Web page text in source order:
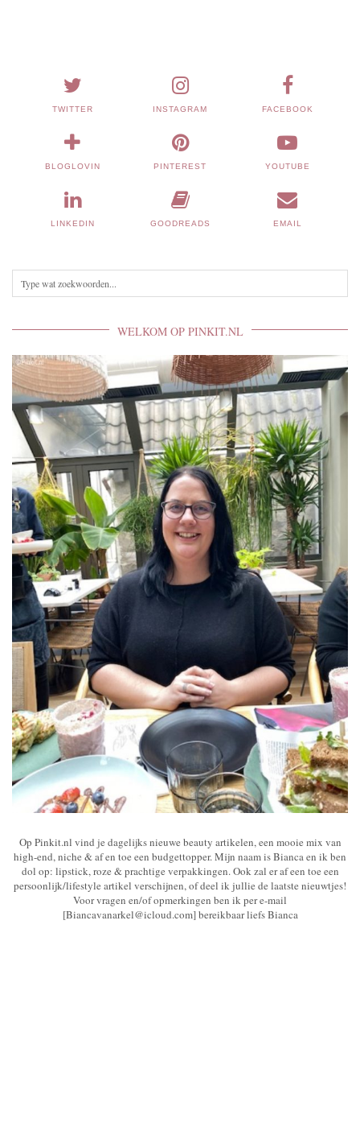
TWITTER INSTAGRAM FACEBOOK
BLOGLOVIN PINTEREST YOUTUBE
LINKEDIN GOODREADS EMAIL
WELKOM OP PINKIT.NL
Op Pinkit.nl vind je dagelijks nieuwe beauty artikelen, een mooie mix van
high-end, niche & af en toe een budgettopper. Mijn naam is Bianca en ik ben
dol op: lipstick, roze & prachtige verpakkingen. Ook zal er af een toe een
persoonlijk/lifestyle artikel verschijnen, of deel ik jullie de laatste nieuwtjes!
Voor vragen en/of opmerkingen ben ik per e-mail
[Biancavanarkel@icloud.com] bereikbaar liefs Bianca